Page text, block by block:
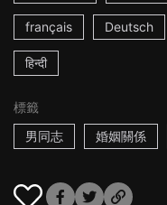
français Deutsch
हिन्दी
標籤
男同志
婚姻關係